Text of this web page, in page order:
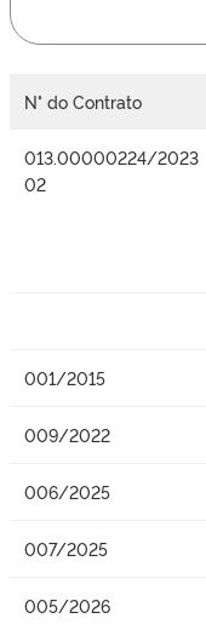
N° do Contrato
013.00000224/2023
02
001/2015
009/2022
006/2025
007/2025
005/2026